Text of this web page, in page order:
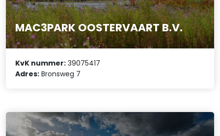
MAC3PARK OOSTERVAART B.V.
KvK nummer: 39075417
Adres: Bronsweg 7